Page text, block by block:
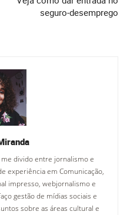
seguro-desemprego
me divido entre jornalismo e
experiência em Comunicação,
impresso, webjornalismo e
gestão de mídias sociais e
sobre as áreas cultural e